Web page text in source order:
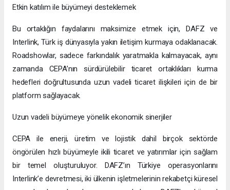
Etkin katılım ile büyümeyi desteklemek
Bu ortaklığın faydalarını maksimize etmek için, DAFZ ve
Interlink, Türk iş dünyasıyla yakın iletişim kurmaya odaklanacak.
Roadshowlar, sadece farkındalık yaratmakla kalmayacak, aynı
zamanda CEPA’nın sürdürülebilir ticaret ortaklıkları kurma
hedefleri doğrultusunda uzun vadeli ticaret ilişkileri için de bir
platform sağlayacak.
Uzun vadeli büyümeye yönelik ekonomik sinerjiler
CEPA ile enerji, üretim ve lojistik dahil birçok sektörde
öngörülen hızlı büyümeyle ikili ticaret ve yatırımlar için sağlam
bir temel oluşturuluyor. DAFZ’ın Türkiye operasyonlarını
Interlink’e devretmesi, iki ülkenin işletmelerinin rekabetçi küresel